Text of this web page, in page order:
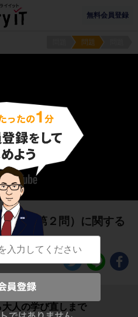
無料会員登録
問題
３（第２問）に関する
人の学び直しまで